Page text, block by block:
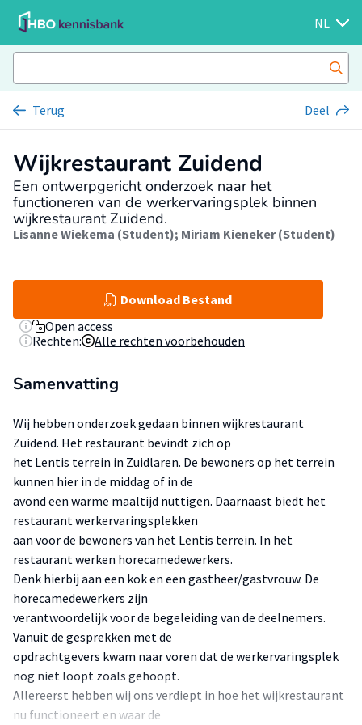
NL
Terug Deel
Wijkrestaurant Zuidend
Een ontwerpgericht onderzoek naar het
functioneren van de werkervaringsplek binnen
wijkrestaurant Zuidend.
Lisanne Wiekema (Student); Miriam Kieneker (Student)
Download Bestand
Open access
Rechten:
Alle rechten voorbehouden
Samenvatting
Wij hebben onderzoek gedaan binnen wijkrestaurant
Zuidend. Het restaurant bevindt zich op
het Lentis terrein in Zuidlaren. De bewoners op het terrein
kunnen hier in de middag of in de
avond een warme maaltijd nuttigen. Daarnaast biedt het
restaurant werkervaringsplekken
aan voor de bewoners van het Lentis terrein. In het
restaurant werken horecamedewerkers.
Denk hierbij aan een kok en een gastheer/gastvrouw. De
horecamedewerkers zijn
verantwoordelijk voor de begeleiding van de deelnemers.
Vanuit de gesprekken met de
opdrachtgevers kwam naar voren dat de werkervaringsplek
nog niet loopt zoals gehoopt.
Allereerst hebben wij ons verdiept in hoe het wijkrestaurant
nu functioneert en waar de